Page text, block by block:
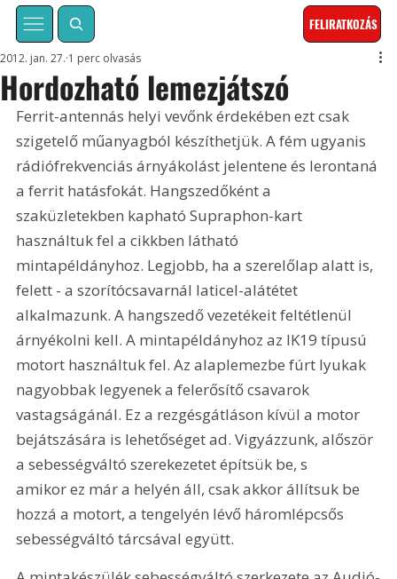
FELIRATKOZÁS
Hordozható lemezjátszó
2012. jan. 27. 1 perc olvasás
Ferrit-antennás helyi vevőnk érdekében ezt csak
szigetelő műanyagból készíthetjük. A fém ugyanis
rádiófrekvenciás árnyákolást jelentene és lerontaná
a ferrit hatásfokát. Hangszedőként a
szaküzletekben kapható Supraphon-kart
használtuk fel a cikkben látható
mintapéldányhoz. Legjobb, ha a szerelőlap alatt is,
felett - a szorítócsavarnál laticel-alátétet
alkalmazunk. A hangszedő vezetékeit feltétlenül
árnyékolni kell. A mintapéldányhoz az IK19 típusú
motort használtuk fel. Az alaplemezbe fúrt lyukak
nagyobbak legyenek a felerősítő csavarok
vastagságánál. Ez a rezgésgátláson kívül a motor
bejátszására is lehetőséget ad. Vigyázzunk, alőször
a sebességváltó szerekezetet építsük be, s
amikor ez már a helyén áll, csak akkor állítsuk be
hozzá a motort, a tengelyén lévő háromlépcsős
sebességváltó tárcsával együtt.